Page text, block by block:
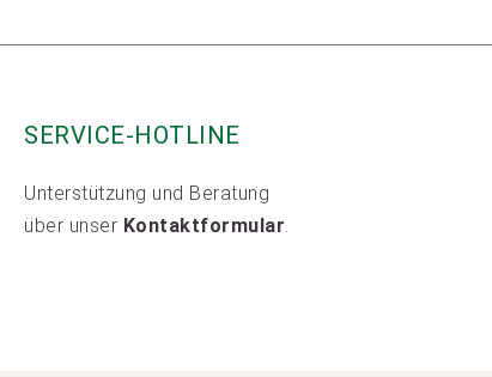
SERVICE-HOTLINE
Unterstützung und Beratung
über unser Kontaktformular.